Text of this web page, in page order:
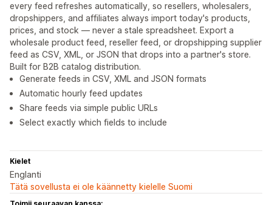
every feed refreshes automatically, so resellers, wholesalers,
dropshippers, and affiliates always import today's products,
prices, and stock — never a stale spreadsheet. Export a
wholesale product feed, reseller feed, or dropshipping supplier
feed as CSV, XML, or JSON that drops into a partner's store.
Built for B2B catalog distribution.
Generate feeds in CSV, XML and JSON formats
Automatic hourly feed updates
Share feeds via simple public URLs
Select exactly which fields to include
Kielet
Englanti
Tätä sovellusta ei ole käännetty kielelle Suomi